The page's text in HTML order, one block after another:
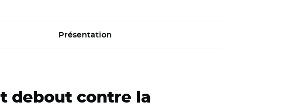
Présentation
debout contre la